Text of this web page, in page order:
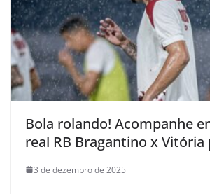
Bola rolando! Acompanhe
real RB Bragantino x Vitória
3 de dezembro de 2025